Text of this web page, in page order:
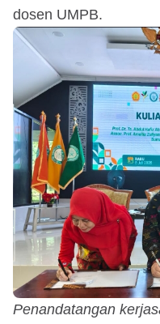
dosen UMPB.
Penandatangan